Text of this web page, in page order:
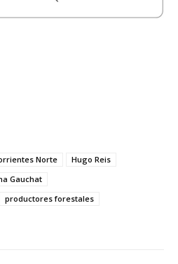
Norte
Hugo Reis
Gauchat
productores forestales